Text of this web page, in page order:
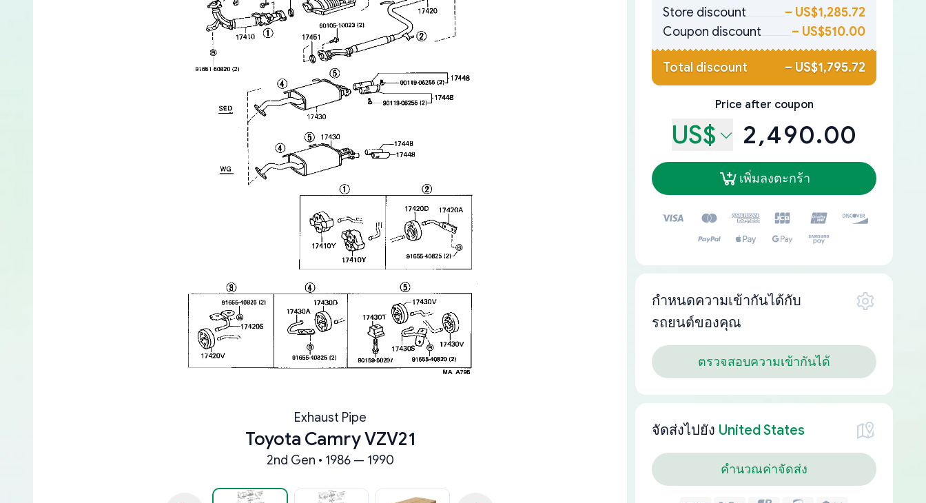
Exhaust Pipe
Toyota Camry VZV21
2nd Gen • 1986 — 1990
Store discount
– US$1,285.72
Coupon discount
– US$510.00
Total discount – US$1,795.72
Price after coupon
US$ 2,490.00
เพิ่มลงตะกร้า
กำหนดความเข้ากันได้กับ
รถยนต์ของคุณ
ตรวจสอบความเข้ากันได้
จัดส่งไปยัง United States
คำนวณค่าจัดส่ง